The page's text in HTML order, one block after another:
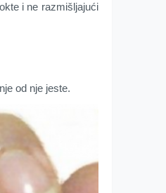
i ne razmišljajući
od nje jeste.